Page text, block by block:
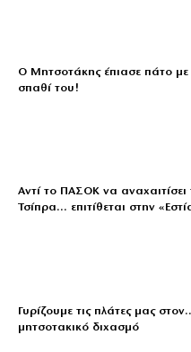
Ο Μητσοτάκης έπιασε πάτο
σπαθί του!
Αντί το ΠΑΣΟΚ να αναχαιτίσει
Τσίπρα… επιτίθεται στην
Γυρίζουμε τις πλάτες μας
μητσοτακικό διχασμό